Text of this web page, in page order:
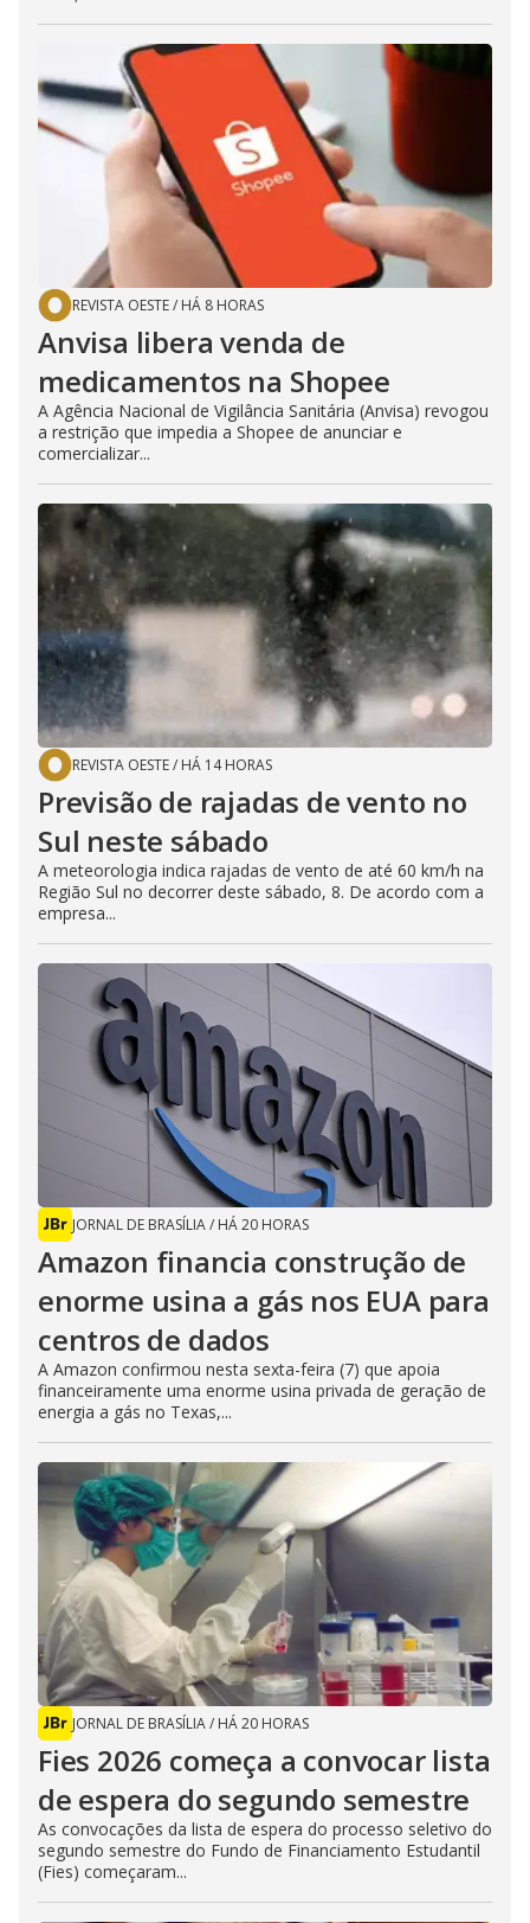
REVISTA OESTE/ HÁ 8 HORAS
Anvisa libera venda de
medicamentos na Shopee
A Agência Nacional de Vigilância Sanitária (Anvisa) revogou
a restrição que impedia a Shopee de anunciar e
comercializar...
REVISTA OESTE/ HÁ 14 HORAS
Previsão de rajadas de vento no
Sul neste sábado
A meteorologia indica rajadas de vento de até 60 km/h na
Região Sul no decorrer deste sábado, 8. De acordo com a
empresa...
JORNAL DE BRASÍLIA/ HÁ 20 HORAS
Amazon financia construção de
enorme usina a gás nos EUA para
centros de dados
A Amazon confirmou nesta sexta-feira (7) que apoia
financeiramente uma enorme usina privada de geração de
energia a gás no Texas,...
JORNAL DE BRASÍLIA/ HÁ 20 HORAS
Fies 2026 começa a convocar lista
de espera do segundo semestre
As convocações da lista de espera do processo seletivo do
segundo semestre do Fundo de Financiamento Estudantil
(Fies) começaram...